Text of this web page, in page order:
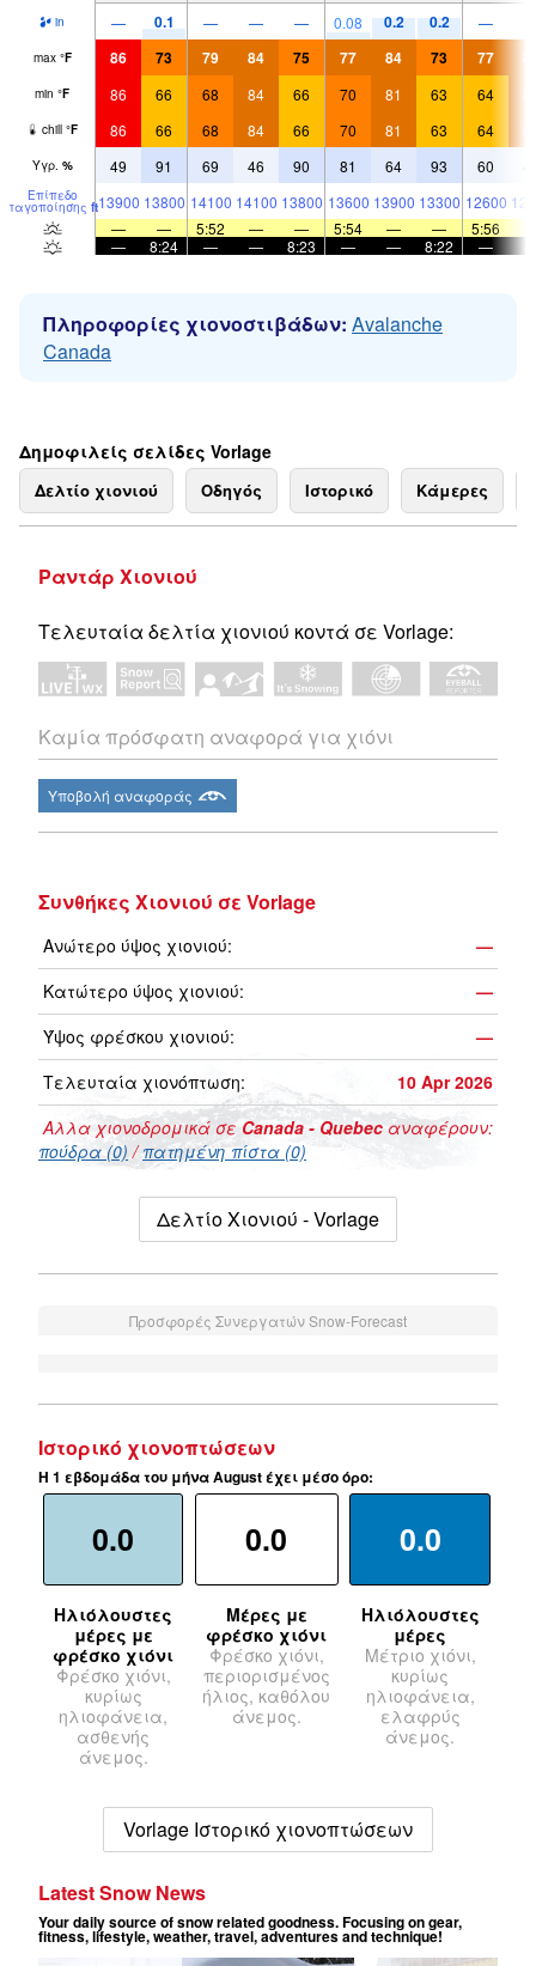
in — 0.1 — — — 0.08 0.2 0.2 —
max °F 86 73 79 84 75 77 84 73 77
min °F 86 66 68 84 66 70 81 63 64
chill °F 86 66 68 84 66 70 81 63 64
Υγρ. % 49 91 69 46 90 81 64 93 60
Επίπεδο
παγοποίησης ft13900 13800 14100 14100 13800 13600 13900 13300 12600
—
— 5:52 — — 5:54 — — 5:56
—
8:24 — — 8:23 — — 8:22 —
Πληροφορίες χιονοστιβάδων: Avalanche
Canada
Δημοφιλείς σελίδες Vorlage
Δελτίο χιονιού Οδηγός Ιστορικό Κάμερες
Ραντάρ Χιονιού
Τελευταία δελτία χιονιού κοντά σε Vorlage:
Καμία πρόσφατη αναφορά για χιόνι
Υποβολή αναφοράς
Συνθήκες Χιονιού σε Vorlage
Ανώτερο ύψος χιονιού:
—
Κατώτερο ύψος χιονιού:
—
Ύψος φρέσκου χιονιού:
—
Τελευταία χιονόπτωση:
10 Apr 2026
Αλλα χιονοδρομικά σεCanada - Quebec αναφέρουν:
πούδρα (0) /πατημένη πίστα (0)
Δελτίο Χιονιού - Vorlage
Προσφορές Συνεργατών Snow-Forecast
Ιστορικό χιονοπτώσεων
Η 1 εβδομάδα του μήνα August έχει μέσο όρο:
0.0
Ηλιόλουστες
μέρες με
φρέσκο χιόνι
Φρέσκο χιόνι,
κυρίως
ηλιοφάνεια,
ασθενής
άνεμος.
0.0
Μέρες με
φρέσκο χιόνι
Φρέσκο χιόνι,
περιορισμένος
ήλιος, καθόλου
άνεμος.
0.0
Ηλιόλουστες
μέρες
Μέτριο χιόνι,
κυρίως
ηλιοφάνεια,
ελαφρύς
άνεμος.
Vorlage Ιστορικό χιονοπτώσεων